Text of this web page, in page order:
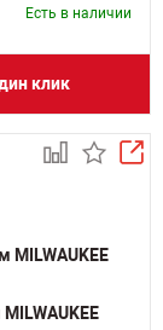
Есть в наличии
клик